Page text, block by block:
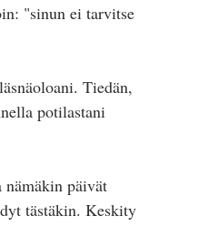
"sinun ei tarvitse
Tiedän,
potilastani
nämäkin päivät
tästäkin. Keskity